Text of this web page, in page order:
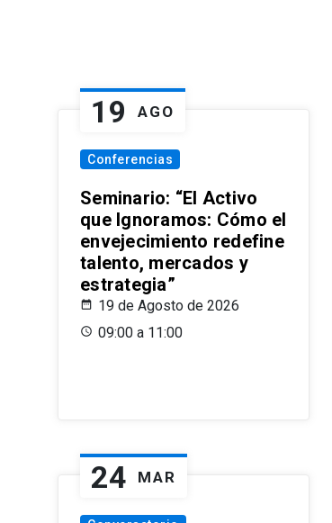
19 AGO
Conferencias
Seminario: “El Activo
que Ignoramos: Cómo el
envejecimiento redefine
talento, mercados y
estrategia”
19 de Agosto de 2026
09:00 a 11:00
24 MAR